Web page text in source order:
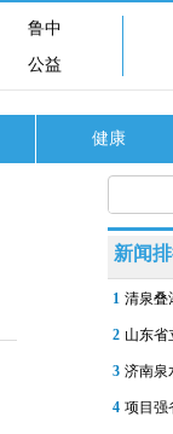
鲁中
公益
健康
新闻
1 清泉叠
2 山东省
3 济南泉
4 项目强